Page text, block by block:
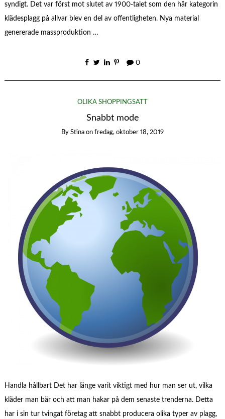
syndigt. Det var först mot slutet av 1900-talet som den här kategorin
klädesplagg på allvar blev en del av offentligheten. Nya material
genererade massproduktion …
0
OLIKA SHOPPINGSÄTT
Snabbt mode
By Stina on fredag, oktober 18, 2019
Handla hållbart Det har länge varit viktigt med hur man ser ut, vilka
kläder man bär och att man hakar på dem senaste trenderna. Detta
har i sin tur tvingat företag att snabbt producera olika typer av plagg,